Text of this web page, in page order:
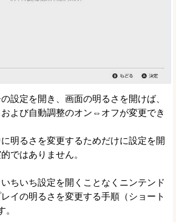
設定を開き、画面の明るさを開けば、
よび自動調整のオン⇔オフが変更でき
明るさを変更するためだけに設定を開
ではありません。
ちいち設定を開くことなくニンテンド
イの明るさを変更する手順（ショート